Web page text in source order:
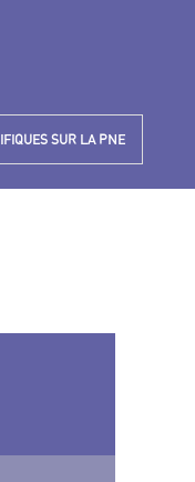
SUR LA PNE